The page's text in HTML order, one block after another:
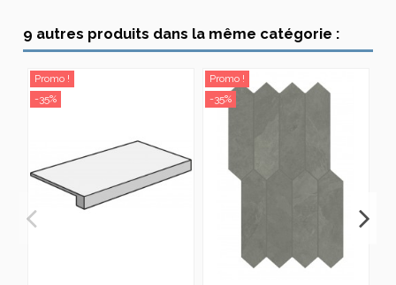
9 autres produits dans la même catégorie :
Promo !
-35%
Promo !
-35%